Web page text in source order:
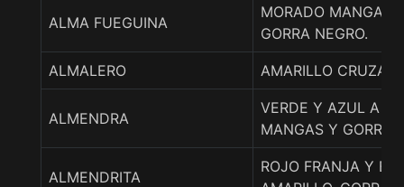
ALMA FUEGUINA
MORADO MANGAS
GORRA NEGRO.
ALMALERO AMARILLO
ALMENDRA
VERDE Y AZUL A
MANGAS Y GORRA
ALMENDRITA
ROJO FRANJA Y